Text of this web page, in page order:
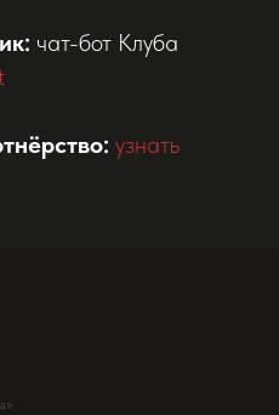
чат-бот Клуба
узнать